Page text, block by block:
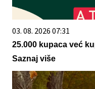
03. 08. 2026 07:31
25.000 kupaca već
Saznaj više